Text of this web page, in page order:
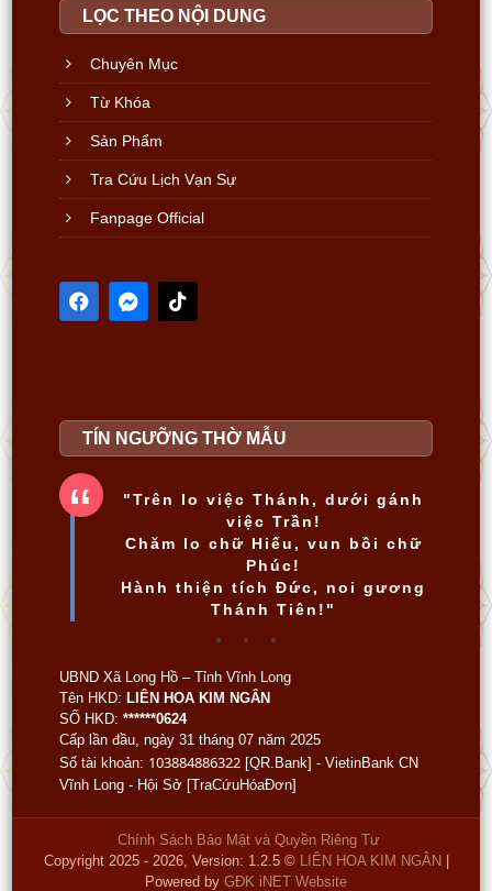
LỌC THEO NỘI DUNG
Chuyên Mục
Từ Khóa
Sản Phẩm
Tra Cứu Lịch Vạn Sự
Fanpage Official
TÍN NGƯỠNG THỜ MẪU
"Trên lo việc Thánh, dưới gánh
việc Trần!
Chăm lo chữ Hiếu, vun bồi chữ
Phúc!
Hành thiện tích Đức, noi gương
Thánh Tiên!"
UBND Xã Long Hồ – Tỉnh Vĩnh Long
Tên HKD: LIÊN HOA KIM NGÂN
SỐ HKD:******0624
Cấp lần đầu, ngày 31 tháng 07 năm 2025
Số tài khoản: 103884886322 [QR.Bank] - VietinBank CN
Vĩnh Long - Hội Sở [TraCứuHóaĐơn]
Chính Sách Bảo Mật và Quyền Riêng Tư
Copyright 2025 - 2026, Version: 1.2.5 © LIÊN HOA KIM NGÂN
Powered by GĐK iNET Website